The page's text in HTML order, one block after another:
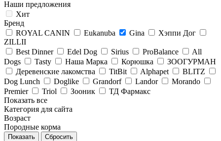
Наши предложения
Хит
Бренд
ROYAL CANIN
Eukanuba Gina
Хэппи Дог
ZILLII
Best Dinner
Edel Dog Sirius ProBalance
All
Dogs
Tasty Наша Марка Корюшка
ЗООГУРМАН
Деревенские лакомства
TitBit Alphapet
BLITZ
Dog Lunch
Doglike Grandorf Landor
Morando
Premier
Triol Зооник
ТД Фармакс
Показать все
Категория для сайта
Возраст
Породные корма
Сбросить